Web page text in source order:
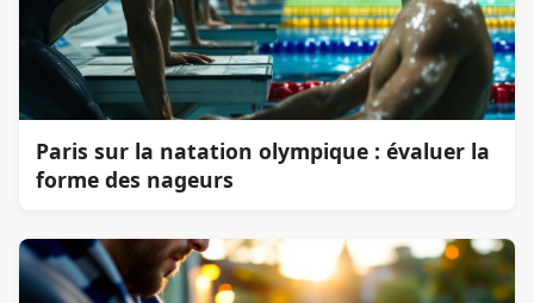
Paris sur la natation olympique : évaluer la
forme des nageurs